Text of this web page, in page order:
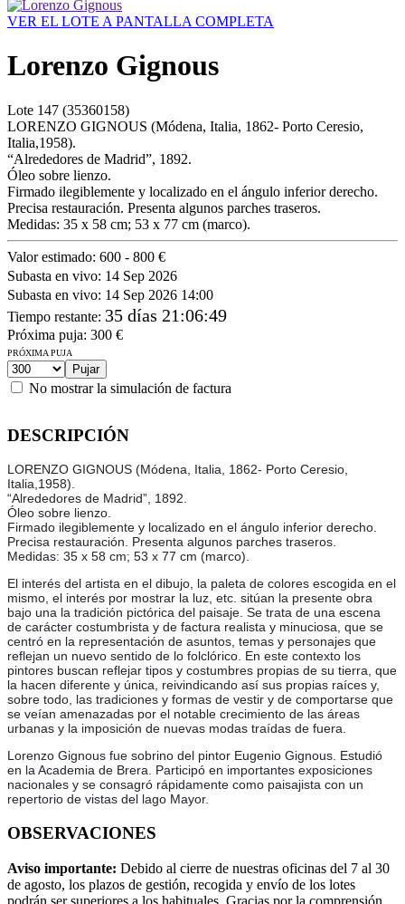
VER EL LOTE A PANTALLA COMPLETA
Lorenzo Gignous
Lote 147 (35360158)
LORENZO GIGNOUS (Módena, Italia, 1862- Porto Ceresio,
Italia,1958).
“Alrededores de Madrid”, 1892.
Óleo sobre lienzo.
Firmado ilegiblemente y localizado en el ángulo inferior derecho.
Precisa restauración. Presenta algunos parches traseros.
Medidas: 35 x 58 cm; 53 x 77 cm (marco).
Valor estimado: 600 - 800 €
Subasta en vivo: 14 Sep 2026
Subasta en vivo: 14 Sep 2026 14:00
Tiempo restante: 35 días 21:06:49
Próxima puja: 300 €
PRÓXIMA PUJA
No mostrar la simulación de factura
DESCRIPCIÓN
LORENZO GIGNOUS (Módena, Italia, 1862- Porto Ceresio,
Italia,1958).
“Alrededores de Madrid”, 1892.
Óleo sobre lienzo.
Firmado ilegiblemente y localizado en el ángulo inferior derecho.
Precisa restauración. Presenta algunos parches traseros.
Medidas: 35 x 58 cm; 53 x 77 cm (marco).
El interés del artista en el dibujo, la paleta de colores escogida en el
mismo, el interés por mostrar la luz, etc. sitúan la presente obra
bajo una la tradición pictórica del paisaje. Se trata de una escena
de carácter costumbrista y de factura realista y minuciosa, que se
centró en la representación de asuntos, temas y personajes que
reflejan un nuevo sentido de lo folclórico. En este contexto los
pintores buscan reflejar tipos y costumbres propias de su tierra, que
la hacen diferente y única, reivindicando así sus propias raíces y,
sobre todo, las tradiciones y formas de vestir y de comportarse que
se veían amenazadas por el notable crecimiento de las áreas
urbanas y la imposición de nuevas modas traídas de fuera.
Lorenzo Gignous fue sobrino del pintor Eugenio Gignous. Estudió
en la Academia de Brera. Participó en importantes exposiciones
nacionales y se consagró rápidamente como paisajista con un
repertorio de vistas del lago Mayor.
OBSERVACIONES
Aviso importante: Debido al cierre de nuestras oficinas del 7 al 30
de agosto, los plazos de gestión, recogida y envío de los lotes
podrán ser superiores a los habituales. Gracias por la comprensión.